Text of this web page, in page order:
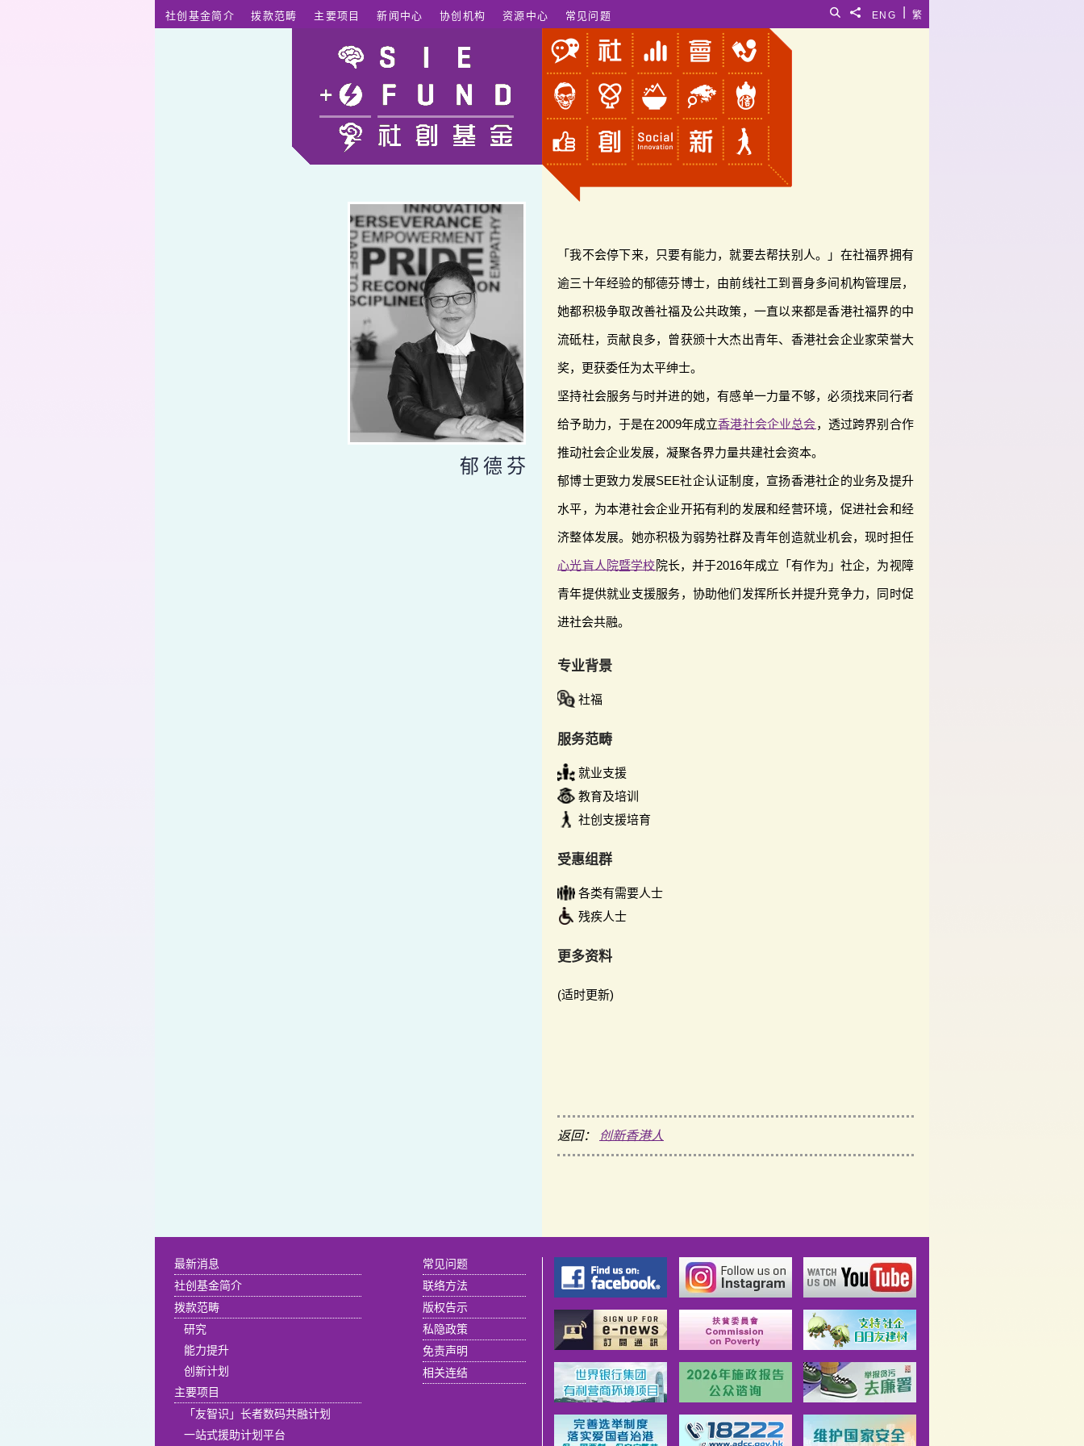
繁
ENG
分享給
搜寻
社创基金简介 拨款范畴 主要项目 新闻中心 协创机构 资源中心 常见问题
郁德芬
「我不会停下来，只要有能力，就要去帮扶别人。」在社福界拥有
逾三十年经验的郁德芬博士，由前线社工到晋身多间机构管理层，
她都积极争取改善社福及公共政策，一直以来都是香港社福界的中
流砥柱，贡献良多，曾获颁十大杰出青年、香港社会企业家荣誉大
奖，更获委任为太平绅士。
坚持社会服务与时并进的她，有感单一力量不够，必须找来同行者
给予助力，于是在2009年成立香港社会企业总会，透过跨界别合作
推动社会企业发展，凝聚各界力量共建社会资本。
郁博士更致力发展SEE社企认证制度，宣扬香港社企的业务及提升
水平，为本港社会企业开拓有利的发展和经营环境，促进社会和经
济整体发展。她亦积极为弱势社群及青年创造就业机会，现时担任
心光盲人院暨学校院长，并于2016年成立「有作为」社企，为视障
青年提供就业支援服务，协助他们发挥所长并提升竞争力，同时促
进社会共融。
专业背景
社福
服务范畴
就业支援
教育及培训
社创支援培育
受惠组群
各类有需要人士
残疾人士
更多资料
(适时更新)
返回： 创新香港人
最新消息
社创基金简介
拨款范畴
研究
能力提升
创新计划
主要项目
「友智识」长者数码共融计划
一站式援助计划平台
常见问题
联络方法
版权告示
私隐政策
免责声明
相关连结